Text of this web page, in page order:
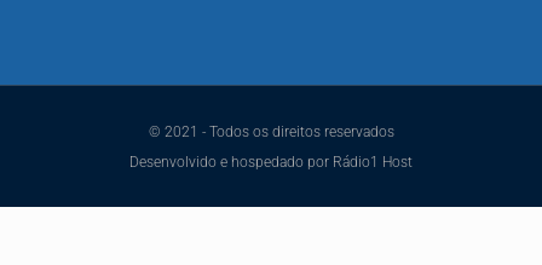
© 2021 - Todos os direitos reservados
Desenvolvido e hospedado por Rádio1 Host